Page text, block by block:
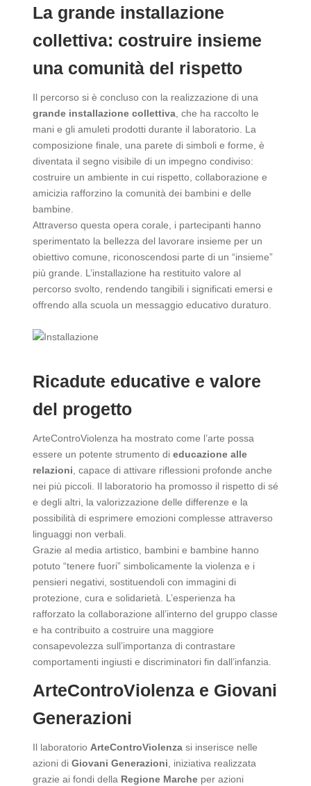
La grande installazione
collettiva: costruire insieme
una comunità del rispetto
Il percorso si è concluso con la realizzazione di una
grande installazione collettiva, che ha raccolto le
mani e gli amuleti prodotti durante il laboratorio. La
composizione finale, una parete di simboli e forme, è
diventata il segno visibile di un impegno condiviso:
costruire un ambiente in cui rispetto, collaborazione e
amicizia rafforzino la comunità dei bambini e delle
bambine.
Attraverso questa opera corale, i partecipanti hanno
sperimentato la bellezza del lavorare insieme per un
obiettivo comune, riconoscendosi parte di un “insieme”
più grande. L’installazione ha restituito valore al
percorso svolto, rendendo tangibili i significati emersi e
offrendo alla scuola un messaggio educativo duraturo.
Ricadute educative e valore
del progetto
ArteControViolenza ha mostrato come l’arte possa
essere un potente strumento di educazione alle
relazioni, capace di attivare riflessioni profonde anche
nei più piccoli. Il laboratorio ha promosso il rispetto di sé
e degli altri, la valorizzazione delle differenze e la
possibilità di esprimere emozioni complesse attraverso
linguaggi non verbali.
Grazie al media artistico, bambini e bambine hanno
potuto “tenere fuori” simbolicamente la violenza e i
pensieri negativi, sostituendoli con immagini di
protezione, cura e solidarietà. L’esperienza ha
rafforzato la collaborazione all’interno del gruppo classe
e ha contribuito a costruire una maggiore
consapevolezza sull’importanza di contrastare
comportamenti ingiusti e discriminatori fin dall’infanzia.
ArteControViolenza e Giovani
Generazioni
Il laboratorio ArteControViolenzasi inserisce nelle
azioni di Giovani Generazioni, iniziativa realizzata
grazie ai fondi della Regione Marcheper azioni